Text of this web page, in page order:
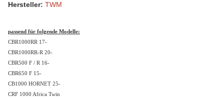
Hersteller: TWM
passend für folgende Modelle:
CBR1000RR 17-
CBR1000RR-R 20-
CBR500 F / R 16-
CBR650 F 15-
CB1000 HORNET 25-
CRF 1000 Africa Twin